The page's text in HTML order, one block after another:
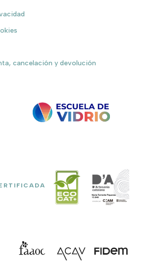
cancelación y devolución